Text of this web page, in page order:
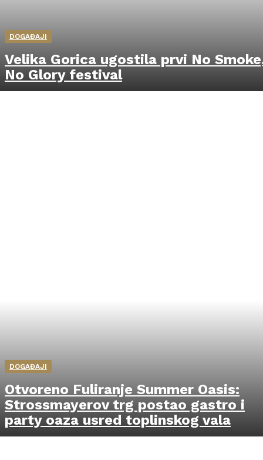
DOGAĐAJI
Velika Gorica ugostila prvi No
No Glory festival
DOGAĐAJI
Otvoreno Fuliranje Summer Oasis:
Strossmayerov trg postao gastro i
party oaza usred toplinskog vala